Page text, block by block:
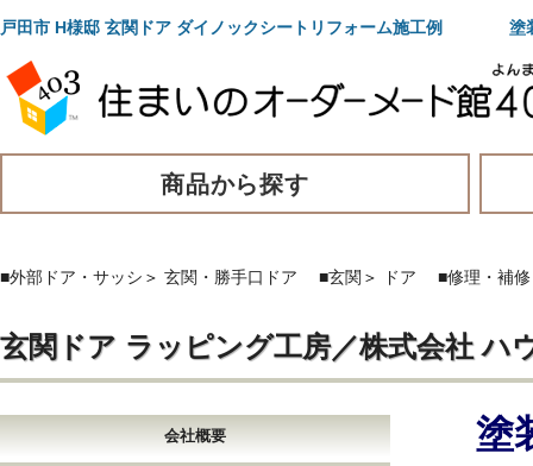
戸田市 H様邸 玄関ドア ダイノックシートリフォーム施工例 塗装
商品から探す
■外部ドア・サッシ ＞ 玄関・勝手口ドア ■玄関 ＞ ドア ■修理・補
玄関ドア ラッピング工房／株式会社 ハ
会社概要
塗